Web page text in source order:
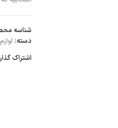
شناسه
دسته:
اشتراک